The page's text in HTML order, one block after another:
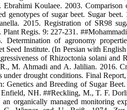
Koulaee. 2003.
genotypes of sugar beet. Sugar
2015. Registration of SR98
Regis. 9: 227-231.
of agronomy
Seed Institute. (In Persian with
of Rhizoctonia solani and
M. Ahmadi and A. Jalilian. 2016.
drought conditions. Final
Genetics and Breeding of Sugar
NH. ##Reckling, M., T. F.
organically managed monitoring